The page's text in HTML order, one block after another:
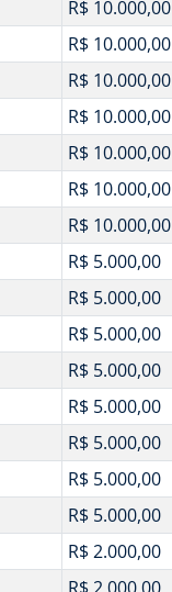
R$ 10.000,00
R$ 10.000,00
R$ 10.000,00
R$ 10.000,00
R$ 10.000,00
R$ 10.000,00
R$ 10.000,00
R$ 5.000,00
R$ 5.000,00
R$ 5.000,00
R$ 5.000,00
R$ 5.000,00
R$ 5.000,00
R$ 5.000,00
R$ 5.000,00
R$ 2.000,00